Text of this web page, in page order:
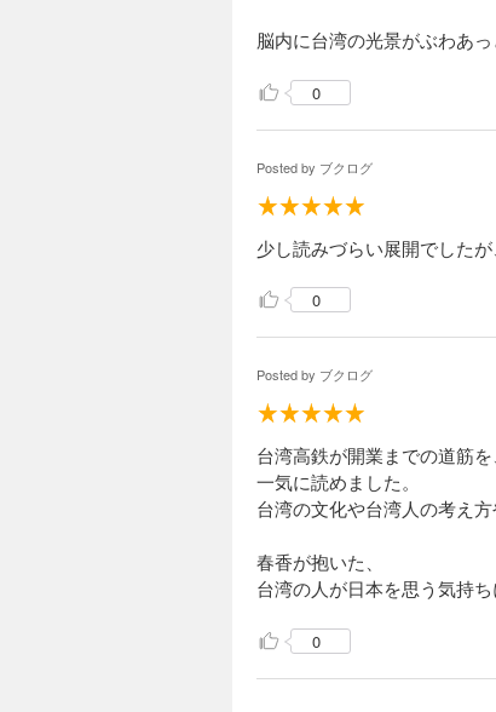
脳内に台湾の光景がぶわあ
0
Posted by ブクログ
少し読みづらい展開でした
0
Posted by ブクログ
台湾高鉄が開業までの道筋
一気に読めました。
台湾の文化や台湾人の考え
春香が抱いた、
台湾の人が日本を思う気持
0